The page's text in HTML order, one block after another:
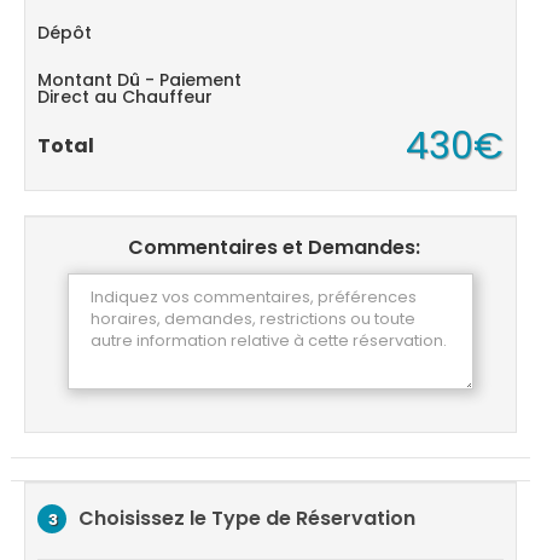
Dépôt
Montant Dû - Paiement
Direct au Chauffeur
Total 430€
Commentaires et Demandes:
3 Choisissez le Type de Réservation